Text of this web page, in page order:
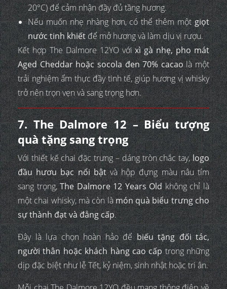
20°C) để cảm nhận đầy đủ tầng hương.
Nếu muốn nhẹ nhàng hơn, có thể thêm mộtgiọt
nước tinh khiếtđể mở hương và làm dịu vị rượu.
Kết hợp The Dalmore 12YO vớixì gà nhẹ, pho mát
Aged Cheddar hoặc socola đen 70% cacaolà một
trải nghiệm ẩm thực đầy tinh tế, giúp hương vị whisky
trở nên trọn vẹn và sang trọng hơn.
7. The Dalmore 12 – Biểu tượng
quà tặng sang trọng
Với thiết kế chai đặc trưng – dáng tròn chắc tay,logo
đầu hươu bạc nổi bậtvà hộp đựng màu nâu tím
sang trọng,The Dalmore 12 Years Oldkhông chỉ là
một chai whisky, mà còn làmón quà biểu trưng cho
sự thành đạt và đẳng cấp.
Đây là lựa chọn hoàn hảo đểbiếu tặng đối tác,
người thân hoặc khách hàng cao cấptrong những
dịp đặc biệt như lễ Tết, kỷ niệm, sinh nhật hoặc tri ân.